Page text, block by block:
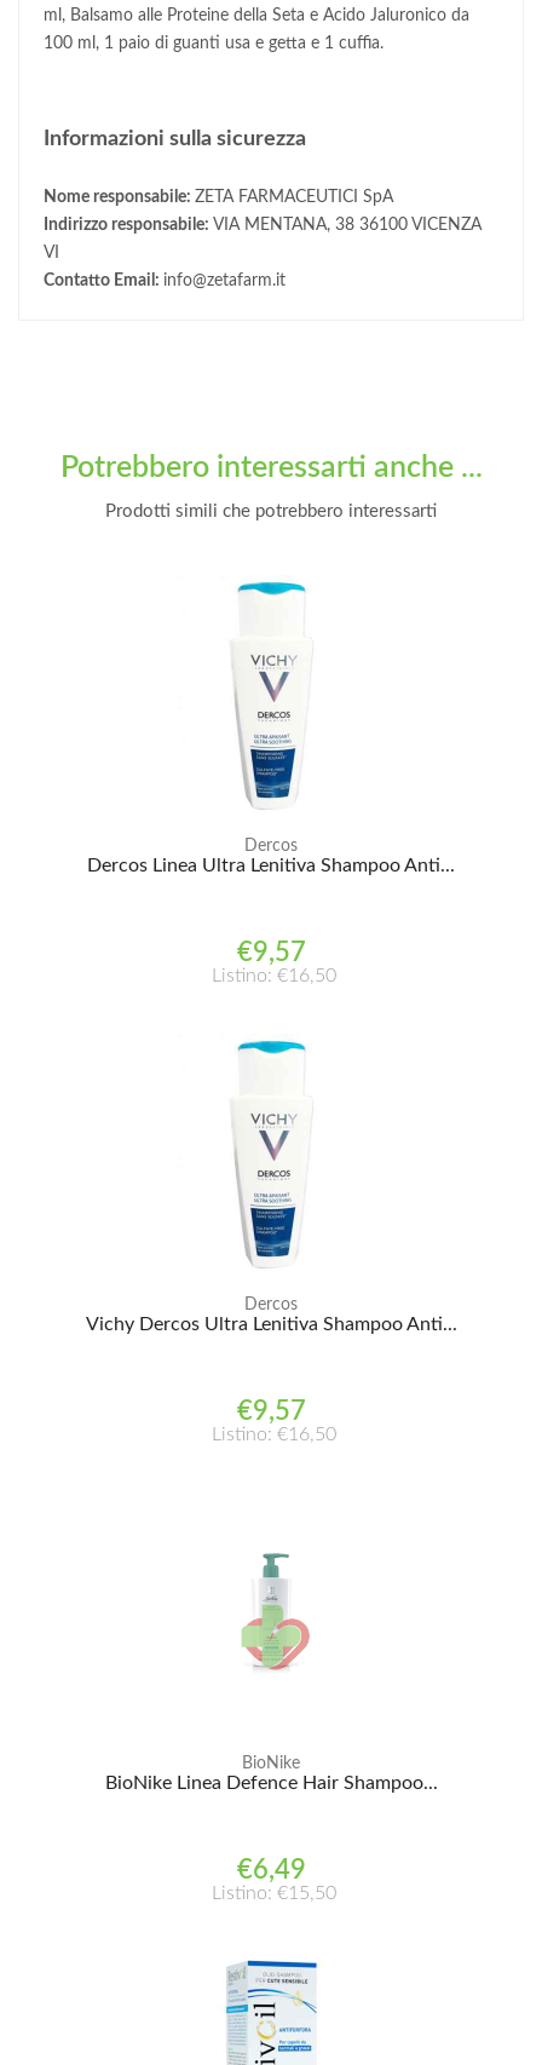
ml, Balsamo alle Proteine della Seta e Acido Jaluronico da
100 ml, 1 paio di guanti usa e getta e 1 cuffia.
Informazioni sulla sicurezza
Nome responsabile: ZETA FARMACEUTICI SpA
Indirizzo responsabile: VIA MENTANA, 38 36100 VICENZA
VI
Contatto Email: info@zetafarm.it
Potrebbero interessarti anche ...
Prodotti simili che potrebbero interessarti
Dercos
Dercos Linea Ultra Lenitiva Shampoo Anti...
€9,57
Listino: €16,50
Dercos
Vichy Dercos Ultra Lenitiva Shampoo Anti...
€9,57
Listino: €16,50
BioNike
BioNike Linea Defence Hair Shampoo...
€6,49
Listino: €15,50